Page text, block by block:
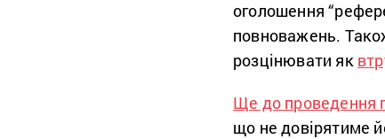
оголошення
повноважень.
розцінювати як
Ще до проведення
що не довірятиме